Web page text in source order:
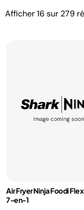
Afficher16 sur 279
Air Fryer Ninja Foodi
7-en-1